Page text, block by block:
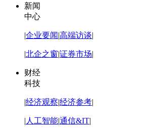
新闻
中心
|企业要闻|高端访谈|
|北企之窗|证券市场|
财经
科技
|经济观察|经济参考|
| 人工智能|通信&IT|